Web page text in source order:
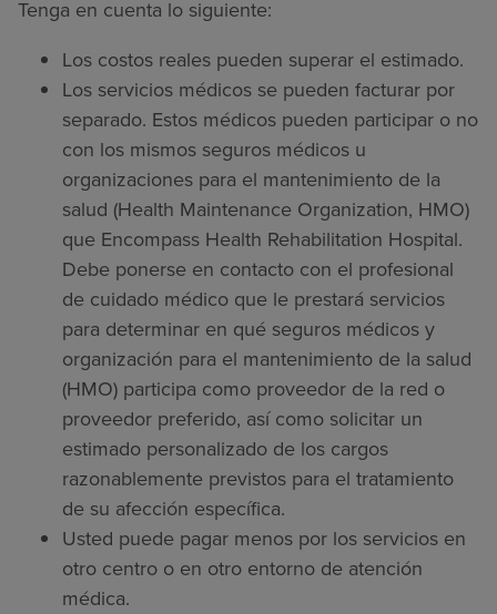
Tenga en cuenta lo siguiente:
Los costos reales pueden superar el estimado.
Los servicios médicos se pueden facturar por
separado. Estos médicos pueden participar o no
con los mismos seguros médicos u
organizaciones para el mantenimiento de la
salud (Health Maintenance Organization, HMO)
que Encompass Health Rehabilitation Hospital.
Debe ponerse en contacto con el profesional
de cuidado médico que le prestará servicios
para determinar en qué seguros médicos y
organización para el mantenimiento de la salud
(HMO) participa como proveedor de la red o
proveedor preferido, así como solicitar un
estimado personalizado de los cargos
razonablemente previstos para el tratamiento
de su afección específica.
Usted puede pagar menos por los servicios en
otro centro o en otro entorno de atención
médica.